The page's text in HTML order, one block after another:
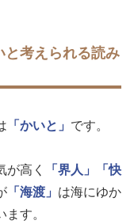
と考えられる読み
「かいと」 です。
が高く 「界人」
「快
「海渡」 は海にゆか
す。